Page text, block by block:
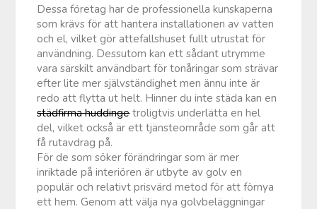
Dessa företag har de professionella kunskaperna
som krävs för att hantera installationen av vatten
och el, vilket gör attefallshuset fullt utrustat för
användning. Dessutom kan ett sådant utrymme
vara särskilt användbart för tonåringar som strävar
efter lite mer självständighet men ännu inte är
redo att flytta ut helt. Hinner du inte städa kan en
städfirma huddingetroligtvis underlätta en hel
del, vilket också är ett tjänsteområde som går att
få rutavdrag på.
För de som söker förändringar som är mer
inriktade på interiören är utbyte av golv en
populär och relativt prisvärd metod för att förnya
ett hem. Genom att välja nya golvbeläggningar